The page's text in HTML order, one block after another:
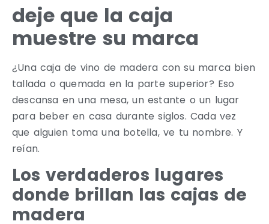
deje que la caja
muestre su marca
¿Una caja de vino de madera con su marca bien
tallada o quemada en la parte superior? Eso
descansa en una mesa, un estante o un lugar
para beber en casa durante siglos. Cada vez
que alguien toma una botella, ve tu nombre. Y
reían.
Los verdaderos lugares
donde brillan las cajas de
madera